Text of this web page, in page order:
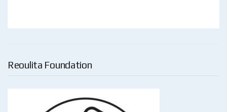
Reoulita Foundation